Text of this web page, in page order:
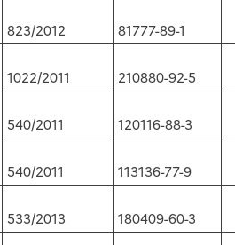
823/2012 81777-89-1
1022/2011 210880-92-5
540/2011 120116-88-3
540/2011 113136-77-9
533/2013 180409-60-3